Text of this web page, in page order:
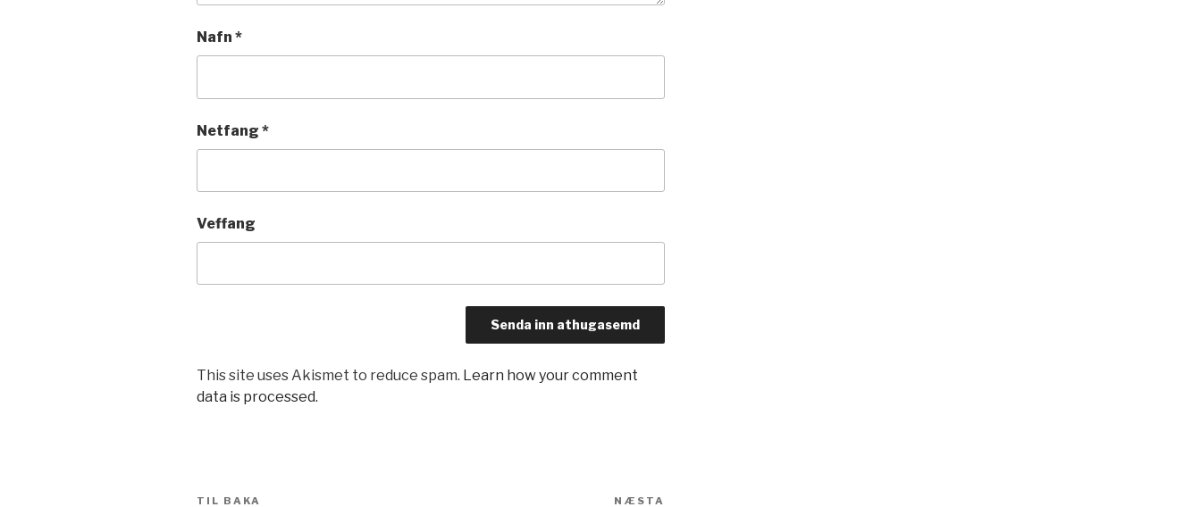
Nafn *
Netfang *
Veffang
This site uses Akismet to reduce spam. Learn how your comment
data is processed.
Leiðarkerfi
Fyrri
TIL BAKA NÆSTA